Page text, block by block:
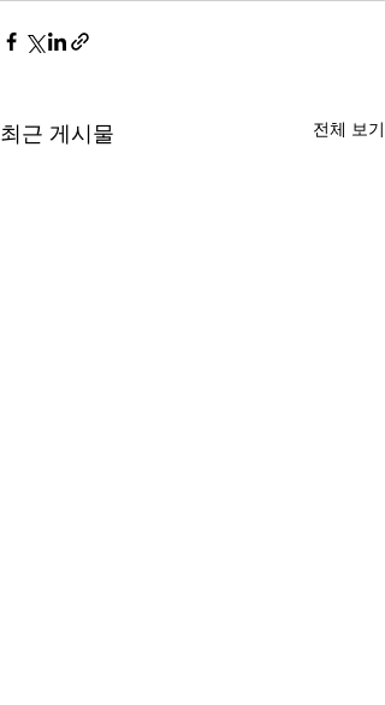
최근 게시물 전체 보기